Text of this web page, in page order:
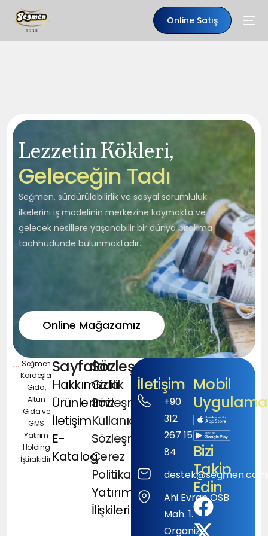
Online Satış
Lezzetin Kökleri,
GeleceğinTadı
Seğmen, sürdürülebilirlik ve sosyal sorumluluk
ilkelerini iş modelinin merkezine koymakta ve
gelecek nesillere yaşanabilir bir dünya bırakma
taahhüdünde bulunmaktadır.
Online Mağazamız
Seğmen
Kardeşler
Gıda,
Altun
Gıda ve
GMS
Yatırım
Holding
İştirakidir.
Sayfalar
Hakkımızda
Ürünlerimiz
İletişim
E-
Katalog
Sözleşmeler
Gizlilik
Sözleşmesi
Kullanıcı
Sözleşmesi
Çerez
Politikası
Yatırımcı
İlişkileri
İletişim
+90
312
267 15
84
Ahi Evran OSB
Mah. 1.
Organize
Mobil
Bizi
Takip
Edin
TR